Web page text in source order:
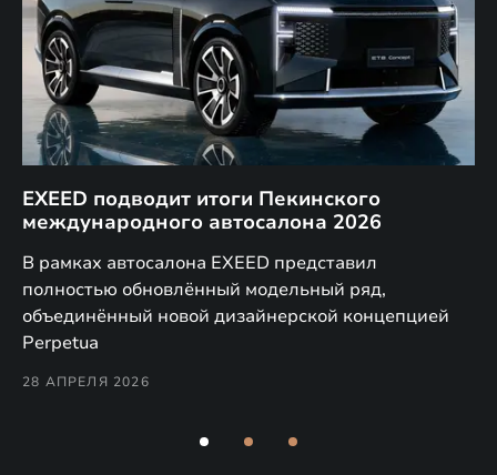
EXEED подводит итоги Пекинского
международного автосалона 2026
В рамках автосалона EXEED представил
полностью обновлённый модельный ряд,
объединённый новой дизайнерской концепцией
Perpetua
28 АПРЕЛЯ 2026